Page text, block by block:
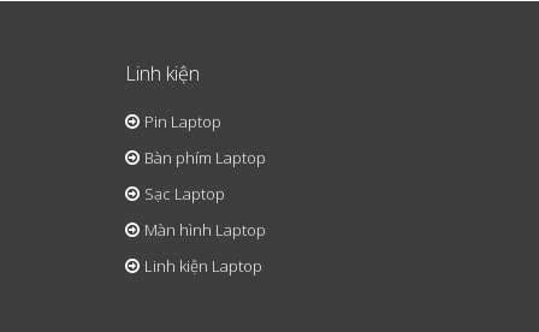
Linh kiện
Pin Laptop
Bàn phím Laptop
Sạc Laptop
Màn hình Laptop
Linh kiện Laptop